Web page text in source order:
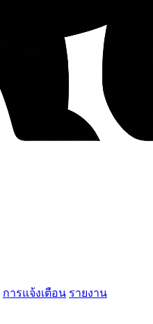
การแจ้งเตือน รายงาน